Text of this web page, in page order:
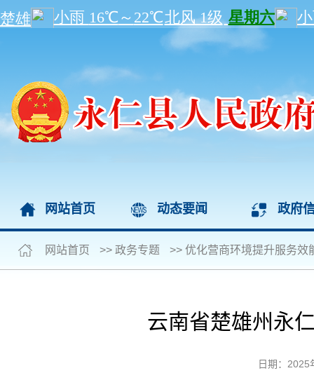
网站首页 动态要闻 政府
网站首页 >> 政务专题 >> 优化营商环境提升服务效
云南省楚雄州永
日期：